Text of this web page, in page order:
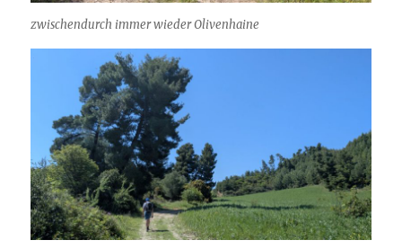
zwischendurch immer wieder Olivenhaine